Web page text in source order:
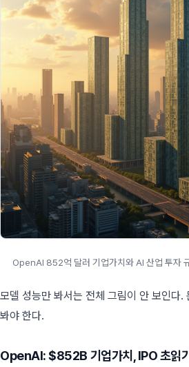
OpenAI 852억 달러 기업가치와 AI 산업 투자
모델 성능만 봐서는 전체 그림이 안 보인다.
봐야 한다.
OpenAI: $852B 기업가치, IPO 초읽